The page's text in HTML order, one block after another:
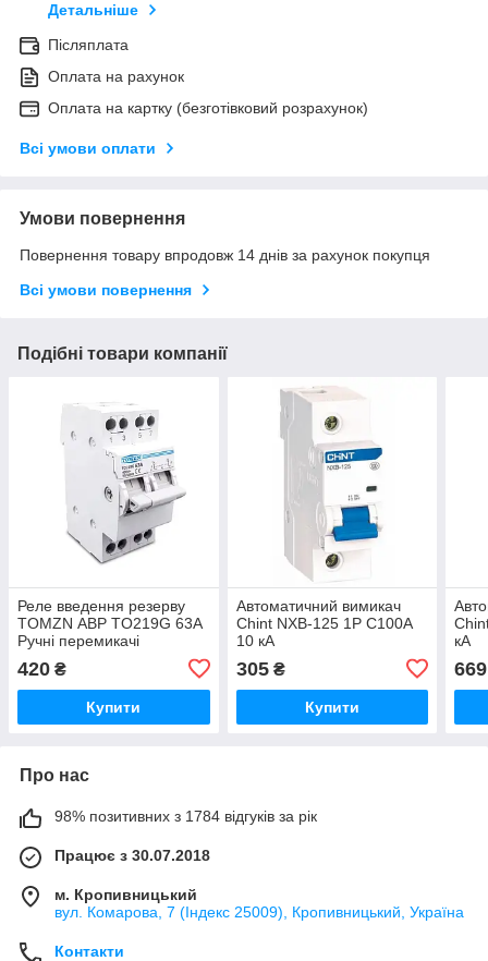
Детальніше
Післяплата
Оплата на рахунок
Оплата на картку (безготівковий розрахунок)
Всі умови оплати
Умови повернення
Повернення товару впродовж 14 днів за рахунок покупця
Всі умови повернення
Подібні товари компанії
Реле введення резерву
TOMZN АВР TO219G 63А
Ручні перемикачі
для зарядної станції
420 ₴
Купити
Автоматичний вимикач
Chint NXB-125 1P C100А
10 кА
305₴
Купити
кА
669
Про нас
98% позитивних з 1784 відгуків за рік
Працює з 30.07.2018
м. Кропивницький
вул. Комарова, 7 (Індекс 25009), Кропивницький, Україна
Контакти